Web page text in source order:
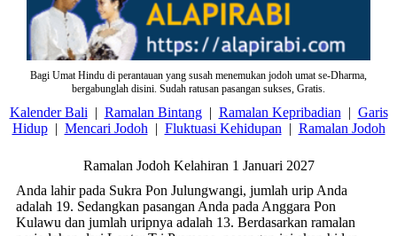
Bagi Umat Hindu di perantauan yang susah menemukan jodoh umat se-Dharma,
bergabunglah disini. Sudah ratusan pasangan sukses, Gratis.
Kalender Bali | Ramalan Bintang| Ramalan Kepribadian | Garis
Hidup| Mencari Jodoh | Fluktuasi Kehidupan | Ramalan Jodoh
Ramalan Jodoh Kelahiran 1 Januari 2027
Anda lahir pada Sukra Pon Julungwangi, jumlah urip Anda
adalah 19. Sedangkan pasangan Anda pada Anggara Pon
Kulawu dan jumlah uripnya adalah 13. Berdasarkan ramalan